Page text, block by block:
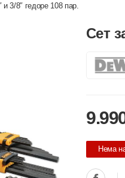
3/8″ гедоре 108 пар.
Сет
Нема